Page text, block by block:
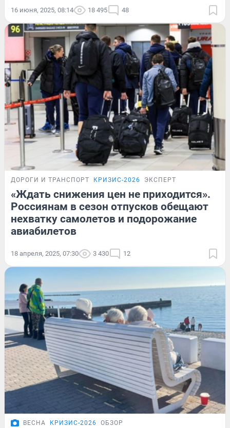
16 июня, 2025, 08:14 18 495 48
ДОРОГИ И ТРАНСПОРТ КРИЗИС-2026 ЭКСПЕРТ
«Ждать снижения цен не приходится».
Россиянам в сезон отпусков обещают
нехватку самолетов и подорожание
авиабилетов
18 апреля, 2025, 07:30 3 430 12
ВЕСНА КРИЗИС-2026 ОБЗОР